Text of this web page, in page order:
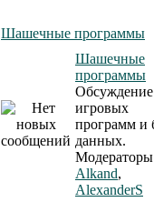
Шашечные программы
Шашечные
программы
Обсуждение
игровых
программ и
данных.
Модераторы
Alkand,
AlexanderS